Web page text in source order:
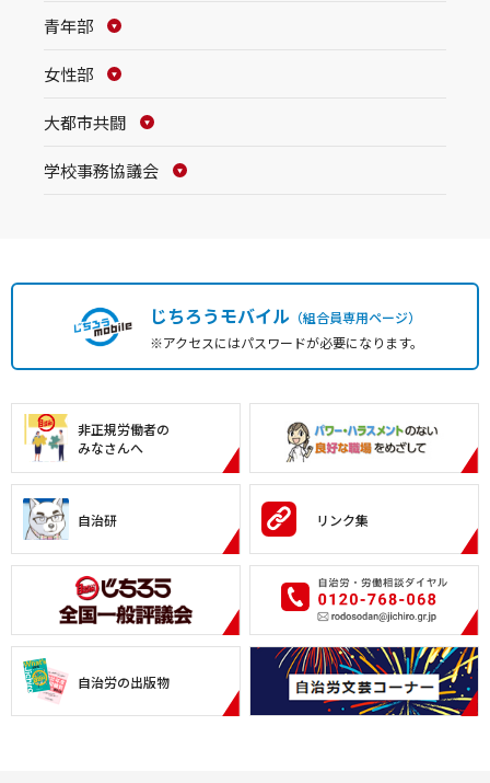
青年部
女性部
大都市共闘
学校事務協議会
じちろうモバイル（組合員専用ページ）
※アクセスにはパスワードが必要になります。
非正規労働者の
みなさんへ
自治研 リンク集
自治労の出版物